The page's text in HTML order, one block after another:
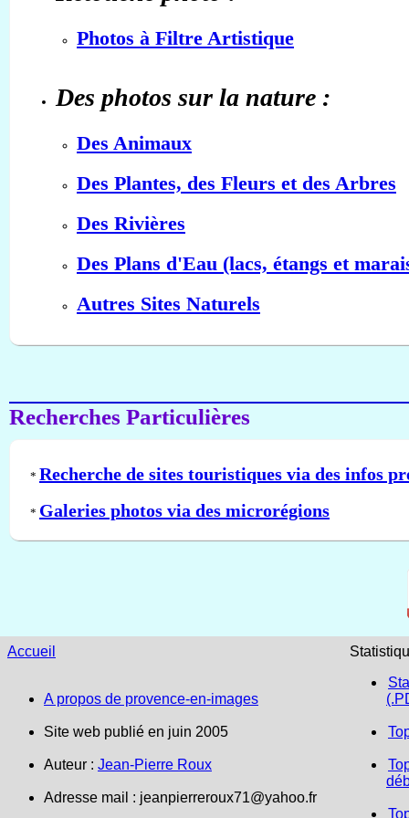
Photos à Filtre Artistique
Des photos sur la nature :
Des Animaux
Des Plantes, des Fleurs et des Arbres
Des Rivières
Des Plans d'Eau (lacs, étangs et
Autres Sites Naturels
Recherches Particulières
* Recherche de sites touristiques via des infos
* Galeries photos via des microrégions
Accueil
A propos de provence-en-images
Site web publié en juin 2005
Auteur : Jean-Pierre Roux
Adresse mail : jeanpierreroux71@yahoo.fr